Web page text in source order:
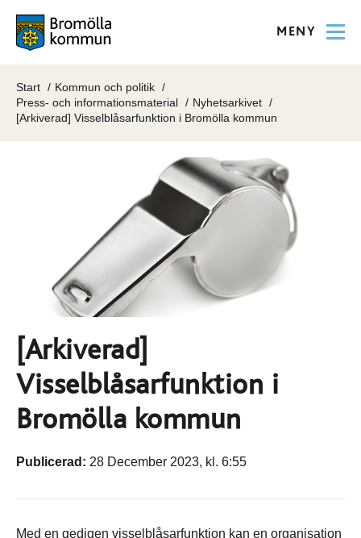
MENY
Start
Kommun och politik
Press- och informationsmaterial
Nyhetsarkivet
[Arkiverad] Visselblåsarfunktion i Bromölla kommun
[Arkiverad]
Visselblåsarfunktion i
Bromölla kommun
Publicerad: 28 December 2023, kl. 6:55
Med en gedigen visselblåsarfunktion kan en organisation